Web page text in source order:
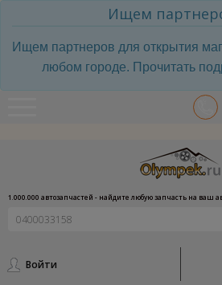
Ищем
Ищем партнеров для открытия
любом городе. Прочитать
1.000.000 автозапчастей - найдите любую запчасть на ваш
Войти